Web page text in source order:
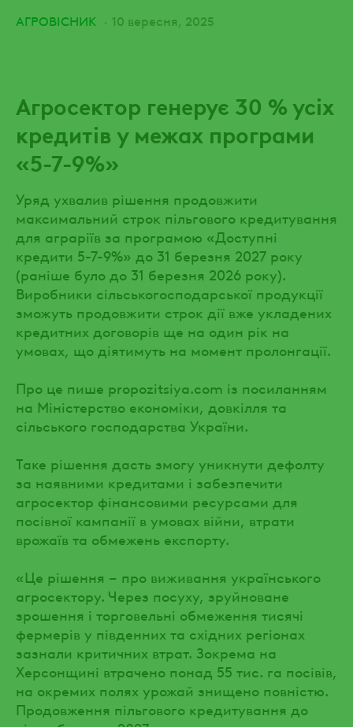
АГРОВІСНИК 10 вересня, 2025
Агросектор генерує 30 % усіх
кредитів у межах програми
«5-7-9%»
Уряд ухвалив рішення продовжити
максимальний строк пільгового кредитування
для аграріїв за програмою «Доступні
кредити 5-7-9%» до 31 березня 2027 року
(раніше було до 31 березня 2026 року).
Виробники сільськогосподарської продукції
зможуть продовжити строк дії вже укладених
кредитних договорів ще на один рік на
умовах, що діятимуть на момент пролонгації.
Про це пише propozitsiya.com із посиланням
на Міністерство економіки, довкілля та
сільського господарства України.
Таке рішення дасть змогу уникнути дефолту
за наявними кредитами і забезпечити
агросектор фінансовими ресурсами для
посівної кампанії в умовах війни, втрати
врожаїв та обмежень експорту.
«Це рішення – про виживання українського
агросектору. Через посуху, зруйноване
зрошення і торговельні обмеження тисячі
фермерів у південних та східних регіонах
зазнали критичних втрат. Зокрема на
Херсонщині втрачено понад 55 тис. га посівів,
на окремих полях урожай знищено повністю.
Продовження пільгового кредитування до